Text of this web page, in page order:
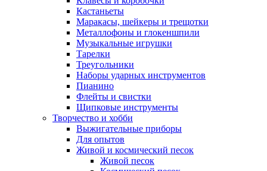
Кастаньеты
Маракасы, шейкеры и трещотки
Металлофоны и глокеншпили
Музыкальные игрушки
Тарелки
Треугольники
Наборы ударных инструментов
Пианино
Флейты и свистки
Щипковые инструменты
Творчество и хобби
Выжигательные приборы
Для опытов
Живой и космический песок
Живой песок